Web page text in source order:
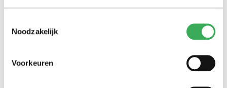
Noodzakelijk
Voorkeuren
My First Head